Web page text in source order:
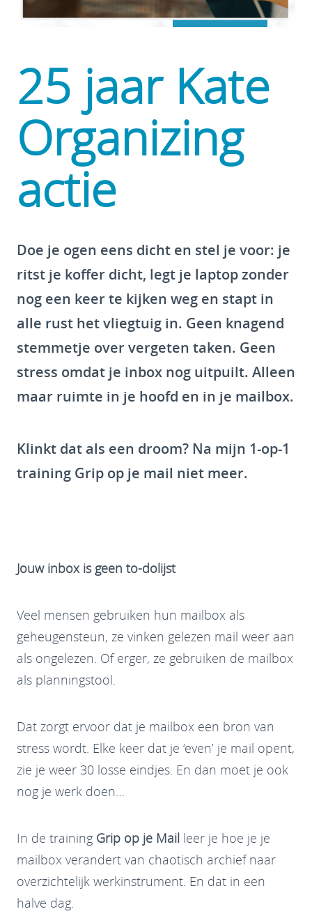
25 jaar Kate
Organizing
actie
Doe je ogen eens dicht en stel je voor: je
ritst je koffer dicht, legt je laptop zonder
nog een keer te kijken weg en stapt in
alle rust het vliegtuig in. Geen knagend
stemmetje over vergeten taken. Geen
stress omdat je inbox nog uitpuilt. Alleen
maar ruimte in je hoofd en in je mailbox.
Klinkt dat als een droom? Na mijn 1-op-1
training Grip op je mail niet meer.
Jouw inbox is geen to-dolijst
Veel mensen gebruiken hun mailbox als
geheugensteun, ze vinken gelezen mail weer aan
als ongelezen. Of erger, ze gebruiken de mailbox
als planningstool.
Dat zorgt ervoor dat je mailbox een bron van
stress wordt. Elke keer dat je ‘even’ je mail opent,
zie je weer 30 losse eindjes. En dan moet je ook
nog je werk doen…
In de training Grip op je Mail leer je hoe je je
mailbox verandert van chaotisch archief naar
overzichtelijk werkinstrument. En dat in een
halve dag.